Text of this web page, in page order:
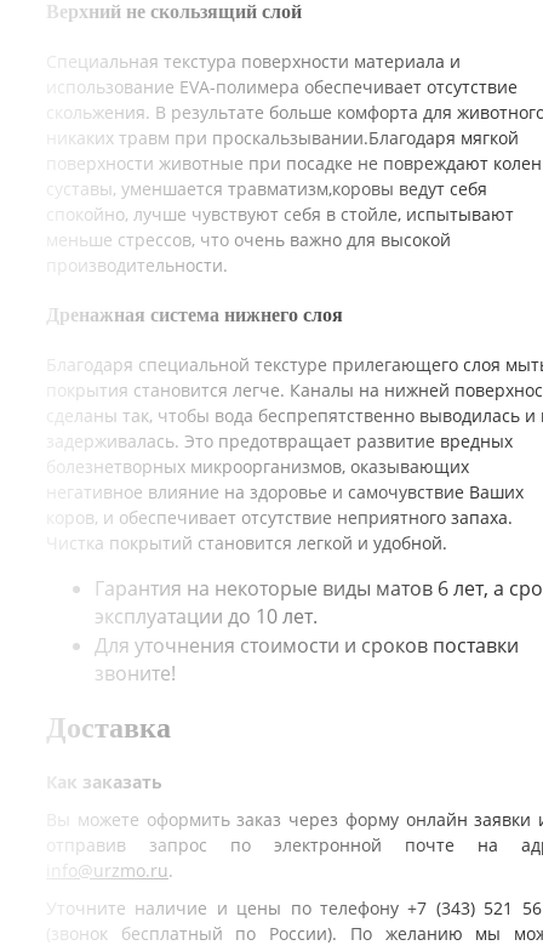
Верхний не скользящий слой
Специальная текстура поверхности материала и
использование EVA-полимера обеспечивает отсутствие
скольжения. В результате больше комфорта для
никаких травм при проскальзывании.Благодаря мягкой
поверхности животные при посадке не повреждают
суставы, уменшается травматизм,коровы ведут себя
спокойно, лучше чувствуют себя в стойле, испытывают
меньше стрессов, что очень важно для высокой
производительности.
Дренажная система нижнего слоя
Благодаря специальной текстуре прилегающего слоя
покрытия становится легче. Каналы на нижней
сделаны так, чтобы вода беспрепятственно выводилась и
задерживалась. Это предотвращает развитие вредных
болезнетворных микроорганизмов, оказывающих
негативное влияние на здоровье и самочувствие Ваших
коров, и обеспечивает отсутствие неприятного запаха.
Чистка покрытий становится легкой и удобной.
Гарантия на некоторые виды матов 6 лет, а
эксплуатации до 10 лет.
Для уточнения стоимости и сроков поставки
звоните!
Доставка
Как заказать
Вы можете оформить заказ через форму онлайн заявки
отправив запрос по электронной почте на
info@urzmo.ru.
Уточните наличие и цены по телефону +7 (343) 521
(звонок бесплатный по России). По желанию мы